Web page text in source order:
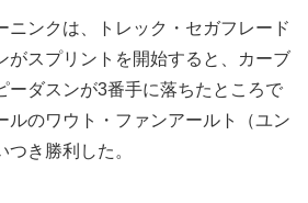
ニンクは、トレック・セガフレード
がスプリントを開始すると、カーブ
ーダスンが3番手に落ちたところで
ルのワウト・ファンアールト（ユン
き勝利した。